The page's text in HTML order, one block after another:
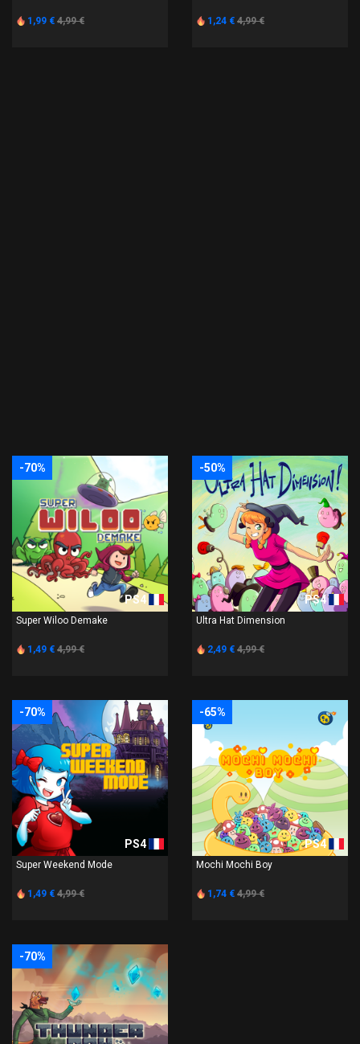
1,99 € 4,99 € 1,24 € 4,99 €
-70%
PS4
Super Wiloo Demake
1,49 € 4,99 €
-50%
PS4
Ultra Hat Dimension
2,49 € 4,99 €
-70%
PS4
Super Weekend Mode
1,49 € 4,99 €
-65%
PS4
Mochi Mochi Boy
1,74 € 4,99 €
-70%